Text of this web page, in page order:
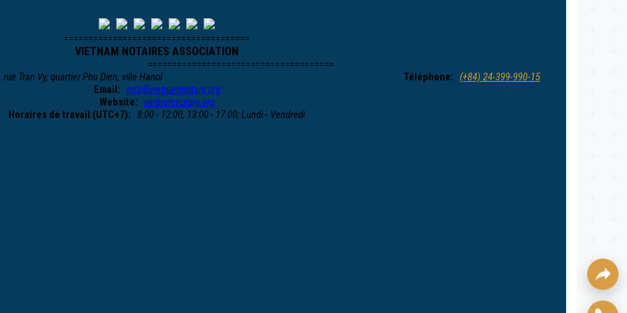
======================================
VIETNAM NOTAIRES ASSOCIATION
======================================
rue Tran Vy, quartier Phu Dien, ville Hanoï
Téléphone: (+84) 24-399-990-15
Email: info@vietnamnotary.org
Website:
vietnamnotary.org
Horaires de travail (UTC+7): 8:00 - 12:00, 13:00 - 17:00; Lundi - Vendredi